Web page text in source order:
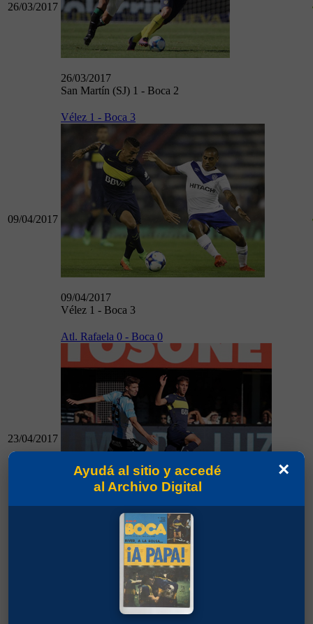
26/03/2017
26/03/2017
San Martín (SJ) 1 - Boca 2
09/04/2017
Vélez 1 - Boca 3
09/04/2017
Vélez 1 - Boca 3
23/04/2017
Atl. Rafaela 0 - Boca 0
Atl. Rafaela 0 - Boca 0
Huracán 1 - Boca 1
×
Ayudá al sitio y accedé
al Archivo Digital